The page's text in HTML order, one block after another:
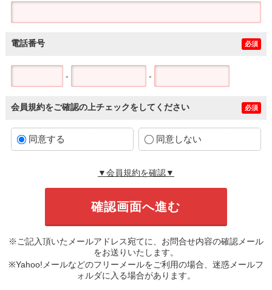
電話番号 必須
- -
会員規約をご確認の上チェックをしてください 必須
同意する 同意しない
▼会員規約を確認▼
※ご記入頂いたメールアドレス宛てに、お問合せ内容の確認メール
をお送りいたします。
※Yahoo!メールなどのフリーメールをご利用の場合、迷惑メールフ
ォルダに入る場合があります。